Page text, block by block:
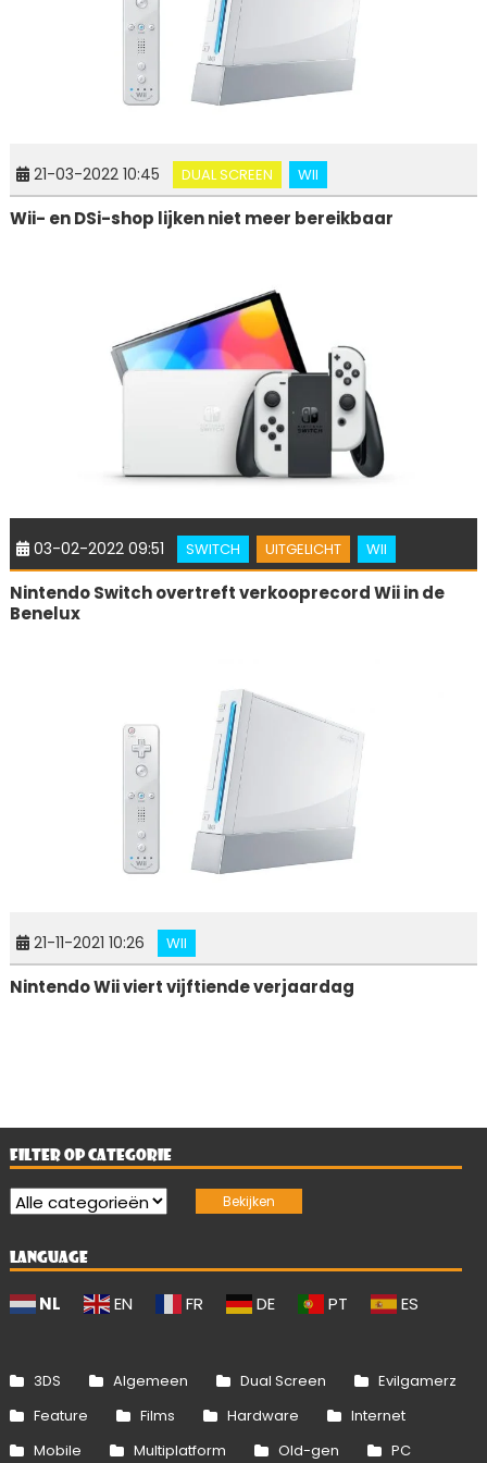
21-03-2022 10:45 DUAL SCREEN WII
Wii- en DSi-shop lijken niet meer bereikbaar
03-02-2022 09:51 SWITCH UITGELICHT WII
Nintendo Switch overtreft verkooprecord Wii in de
Benelux
21-11-2021 10:26 WII
Nintendo Wii viert vijftiende verjaardag
FILTER OP CATEGORIE
LANGUAGE
NL EN FR DE PT ES
3DS Algemeen Dual Screen
Evilgamerz
Feature
Films Hardware
Internet
Mobile
Multiplatform Old-gen PC